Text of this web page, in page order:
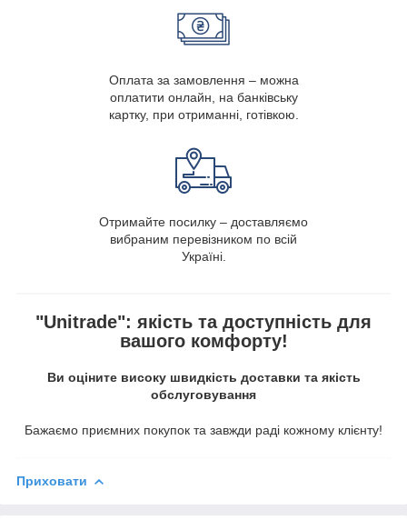
Оплата за замовлення – можна
оплатити онлайн, на банківську
картку, при отриманні, готівкою.
Отримайте посилку – доставляємо
вибраним перевізником по всій
Україні.
"Unitrade": якість та доступність для
вашого комфорту!
Ви оціните високу швидкість доставки та якість
обслуговування
Бажаємо приємних покупок та завжди раді кожному клієнту!
Приховати